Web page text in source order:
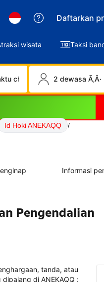
Daftarkan
wisata Taksi
check-out 2 dewasa Ã‚Â·
Id Hoki ANEKAQQ
/
Informasi
Pengendalian